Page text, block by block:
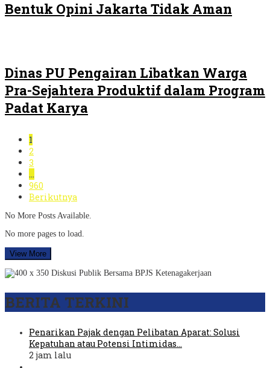
Bentuk Opini Jakarta Tidak Aman
Dinas PU Pengairan Libatkan Warga
Pra-Sejahtera Produktif dalam Program
Padat Karya
1
2
3
…
960
Berikutnya
No More Posts Available.
No more pages to load.
View More
BERITA TERKINI
Penarikan Pajak dengan Pelibatan Aparat: Solusi
Kepatuhan atau Potensi Intimidas…
2 jam lalu